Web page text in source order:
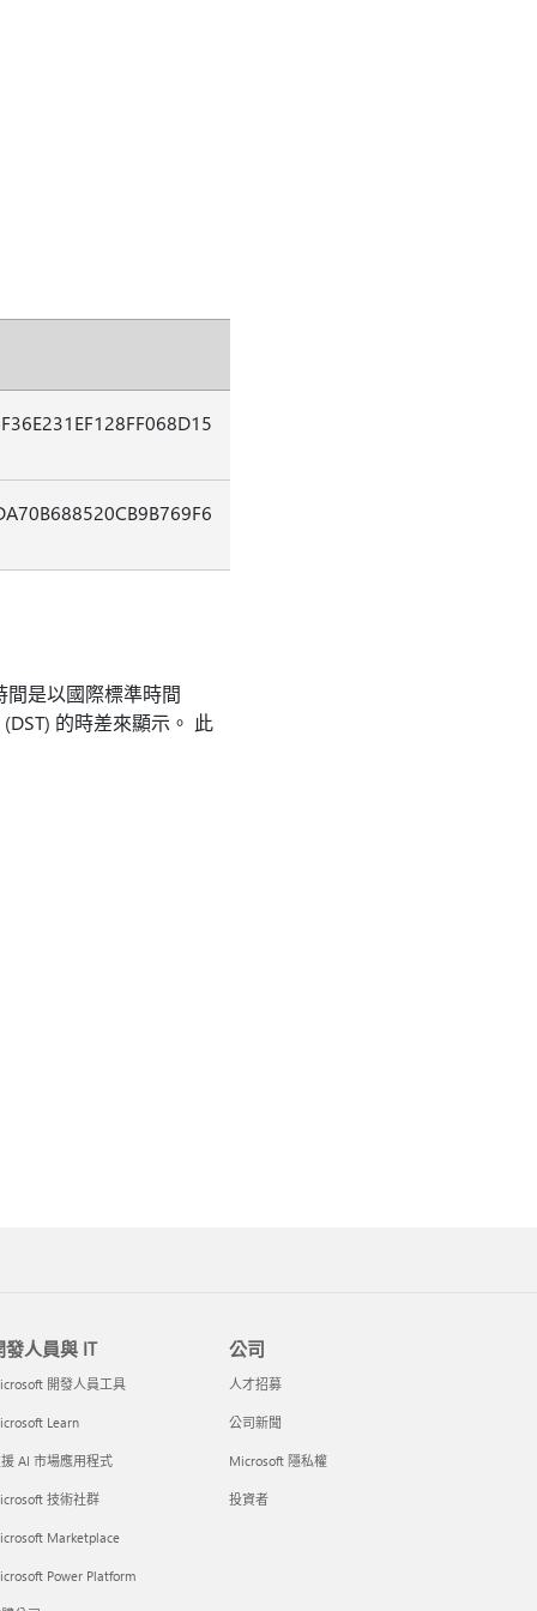
間是以國際標準時間
的時差來顯示。 此
發人員與 IT
開發人員工具
Learn
AI 市場應用程式
技術社群
Marketplace
Power Platform
公司
人才招募
公司新聞
Microsoft 隱私權
投資者